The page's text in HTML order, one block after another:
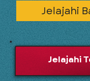
Jelajahi
Jelajahi